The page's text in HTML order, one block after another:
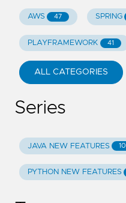
AWS 47 SPRING
PLAYFRAMEWORK 41
ALL CATEGORIES
Series
JAVA NEW FEATURES 10
PYTHON NEW FEATURES